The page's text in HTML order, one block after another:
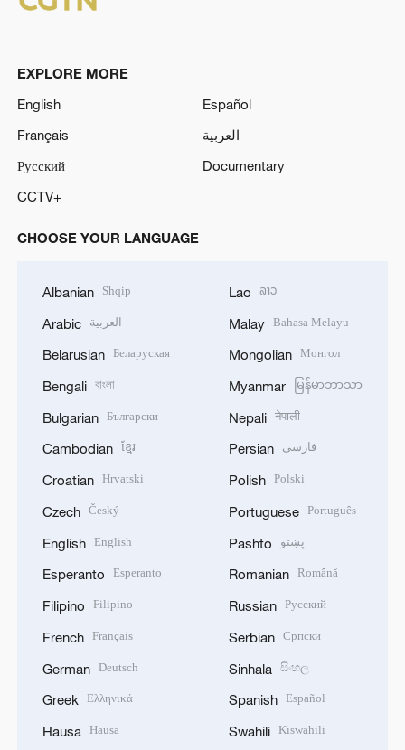
EXPLORE MORE
English
Español
Français
العربية
Русский
Documentary
CCTV+
CHOOSE YOUR LANGUAGE
Albanian Shqip
Arabic العربية
Belarusian Беларуская
Bengali বাংলা
Bulgarian Български
Cambodian ខ្មែរ
Croatian Hrvatski
Czech Český
English English
Esperanto Esperanto
Filipino Filipino
French Français
German Deutsch
Greek Ελληνικά
Hausa Hausa
Lao ລາວ
Malay Bahasa Melayu
Mongolian Монгол
Myanmar မြန်မာဘာသာ
Nepali नेपाली
Persian فارسی
Polish Polski
Portuguese Português
Pashto پښتو
Romanian Română
Russian Русский
Serbian Српски
Sinhala සිංහල
Spanish Español
Swahili Kiswahili